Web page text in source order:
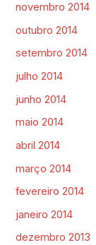
novembro 2014
outubro 2014
setembro 2014
julho 2014
junho 2014
maio 2014
abril 2014
março 2014
fevereiro 2014
janeiro 2014
dezembro 2013